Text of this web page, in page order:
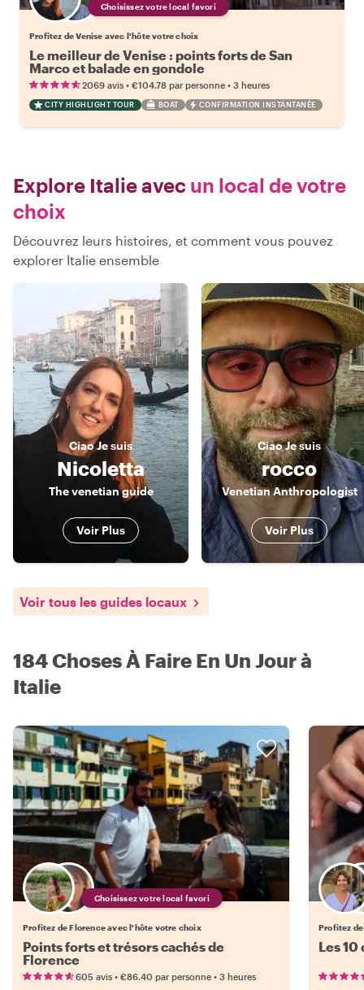
Choisissez votre local favori
Profitez de Venise avec l'hôte votre choix
Le meilleur de Venise : points forts de San
Marco et balade en gondole
2069 avis • €104.78 par personne • 3 heures
CITY HIGHLIGHT TOUR BOAT CONFIRMATION INSTANTANÉE
Explore Italie avec un local de votre
choix
Découvrez leurs histoires, et comment vous pouvez
explorer Italie ensemble
CiaoJe suis
Nicoletta
The venetian guide
Voir Plus
CiaoJe suis
rocco
Venetian Anthropologist
Voir Plus
Voir tous les guides locaux
184 Choses À Faire En Un Jour à
Italie
Choisissez votre local favori
Profitez de Florence avec l'hôte votre choix
Points forts et trésors cachés de
Florence
605 avis • €86.40 par personne • 3 heures
Profitez
Les